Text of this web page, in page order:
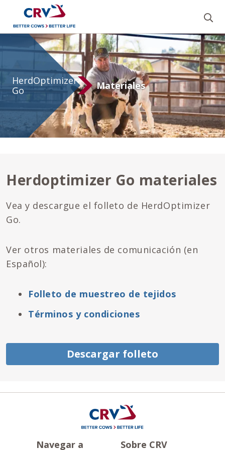
Materiales
de
HerdOptimizer
Go
HerdOptimizer
Go
Materiales
Herdoptimizer Go materiales
Vea y descargue el folleto de HerdOptimizer
Go.
Ver otros materiales de comunicación (en
Español):
Folleto de muestreo de tejidos
Términos y condiciones
Descargar folleto
Navegar a Sobre CRV